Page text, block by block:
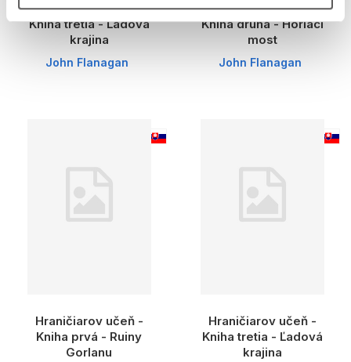
Hraničiarov učeň -
Kniha tretia - Ľadová
krajina
John Flanagan
Hraničiarov učeň -
Kniha druhá - Horiaci
most
John Flanagan
Hraničiarov učeň -
Kniha prvá - Ruiny
Gorlanu
Hraničiarov učeň -
Kniha tretia - Ľadová
krajina